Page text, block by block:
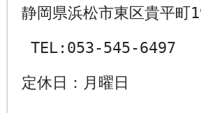
静岡県浜松市東区貴平町
TEL:053-545-6497
定休日：月曜日